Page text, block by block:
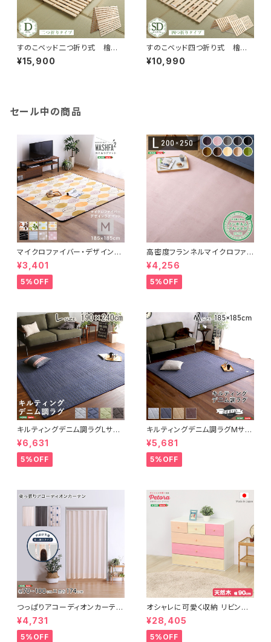
すのこベッド二つ折り式 檜仕
様(ダブル)【涼風】 HNK-2-D
¥15,900
すのこベッド四つ折り式 檜仕
様(セミダブル)【涼風】 HNK-4
-SD
¥10,990
セール中の商品
マイクロファイバー・デザインラ
グマットMサイズ（185×185cm）
洗えるラグマット 【WASHFA2】
FRG-D2-M
¥3,401
5%OFF
高密度フランネルマイクロファイ
バー・ラグマットLサイズ（200×2
50cm）洗えるラグマット｜ナル
トレア
¥4,256
5%OFF
キルティングデニム調ラグLサイ
ズ(190x240cm)オールシーズ
ン、滑り止め付き、手洗い対応【D
erid-デリッド-】 DRG-L
¥6,631
5%OFF
キルティングデニム調ラグMサイ
ズ(185x185cm)オールシーズ
ン、滑り止め付き、手洗い対応【D
erid-デリッド-】 DRG-M
¥5,681
5%OFF
つっぱりアコーディオンカーテ
ン 100×174cm SH-16-TA
DC
¥4,731
5%OFF
オシャレに可愛く収納 リビング
用ローチェスト 4段 幅90cm
天然木（桐）日本製｜petora-
ペトラ- SH-08-PTR90
¥28,405
5%OFF